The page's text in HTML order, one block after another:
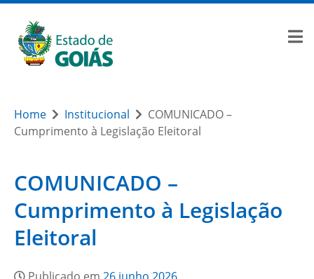
Home Institucional
COMUNICADO –
Cumprimento à Legislação Eleitoral
COMUNICADO –
Cumprimento à Legislação
Eleitoral